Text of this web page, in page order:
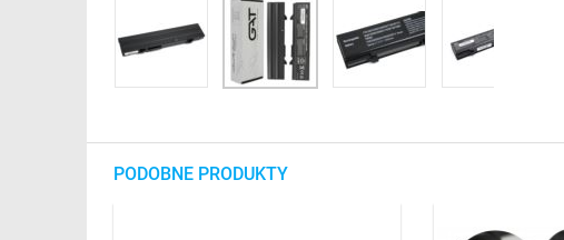
PODOBNE PRODUKTY